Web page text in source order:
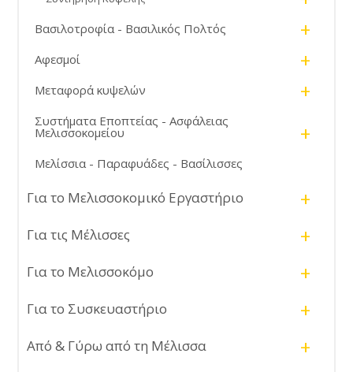
Βασιλοτροφία - Βασιλικός Πολτός +
Αφεσμοί +
Μεταφορά κυψελών +
Συστήματα Εποπτείας - Ασφάλειας
Μελισσοκομείου +
Μελίσσια - Παραφυάδες - Βασίλισσες
Για το Μελισσοκομικό Εργαστήριο +
Για τις Μέλισσες +
Για το Μελισσοκόμο +
Για το Συσκευαστήριο +
Από & Γύρω από τη Μέλισσα +